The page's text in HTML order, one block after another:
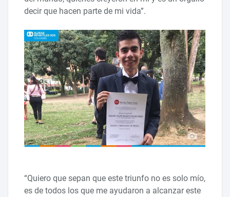
decir que hacen parte de mi vida”.
“Quiero que sepan que este triunfo no es solo mío,
es de todos los que me ayudaron a alcanzar este